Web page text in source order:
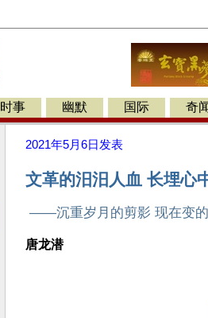
时事 幽默 国际 奇
2021年5月6日 发表
文革的汨汨人血 长埋心
——沉重岁月的剪影 现在变
唐龙潜